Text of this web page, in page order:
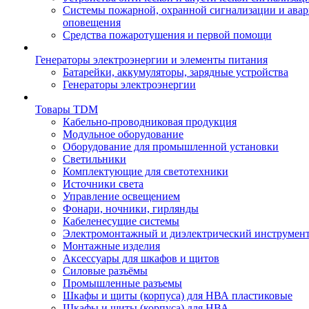
Системы пожарной, охранной сигнализации и
оповещения
Средства пожаротушения и первой помощи
Генераторы электроэнергии и элементы питания
Батарейки, аккумуляторы, зарядные устройства
Генераторы электроэнергии
Товары TDM
Кабельно-проводниковая продукция
Модульное оборудование
Оборудование для промышленной установки
Светильники
Комплектующие для светотехники
Источники света
Управление освещением
Фонари, ночники, гирлянды
Кабеленесущие системы
Электромонтажный и диэлектрический
Монтажные изделия
Аксессуары для шкафов и щитов
Силовые разъёмы
Промышленные разъемы
Шкафы и щиты (корпуса) для НВА пластиковые